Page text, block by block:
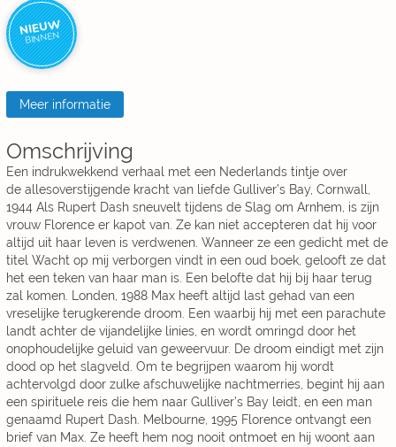
NIEUW
BINNEN
Meer informatie
Omschrijving
Een indrukwekkend verhaal met een Nederlands tintje over
de allesoverstijgende kracht van liefde Gulliver’s Bay, Cornwall,
1944 Als Rupert Dash sneuvelt tijdens de Slag om Arnhem, is zijn
vrouw Florence er kapot van. Ze kan niet accepteren dat hij voor
altijd uit haar leven is verdwenen. Wanneer ze een gedicht met de
titel Wacht op mij verborgen vindt in een oud boek, gelooft ze dat
het een teken van haar man is. Een belofte dat hij bij haar terug
zal komen. Londen, 1988 Max heeft altijd last gehad van een
vreselijke terugkerende droom. Een waarbij hij met een parachute
landt achter de vijandelijke linies, en wordt omringd door het
onophoudelijke geluid van geweervuur. De droom eindigt met zijn
dood op het slagveld. Om te begrijpen waarom hij wordt
achtervolgd door zulke afschuwelijke nachtmerries, begint hij aan
een spirituele reis die hem naar Gulliver’s Bay leidt, en een man
genaamd Rupert Dash. Melbourne, 1995 Florence ontvangt een
brief van Max. Ze heeft hem nog nooit ontmoet en hij woont aan